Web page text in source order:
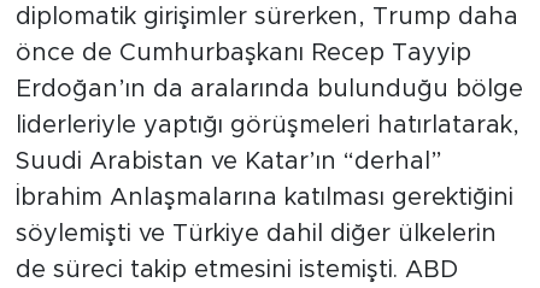
diplomatik girişimler sürerken, Trump daha
önce de Cumhurbaşkanı Recep Tayyip
Erdoğan’ın da aralarında bulunduğu bölge
liderleriyle yaptığı görüşmeleri hatırlatarak,
Suudi Arabistan ve Katar’ın “derhal”
İbrahim Anlaşmalarına katılması gerektiğini
söylemişti ve Türkiye dahil diğer ülkelerin
de süreci takip etmesini istemişti. ABD